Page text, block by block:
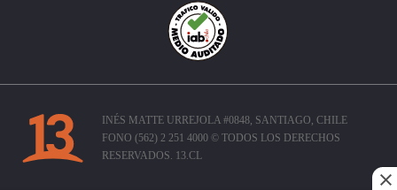
INÉS MATTE URREJOLA #0848, SANTIAGO, CHILE
FONO (562) 2 251 4000 © TODOS LOS DERECHOS
RESERVADOS. 13.CL